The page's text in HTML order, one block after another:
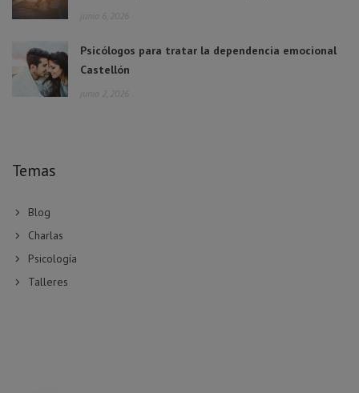
junio 6, 2026
Psicólogos para tratar la dependencia emocional
Castellón
junio 2, 2026
Temas
Blog
Charlas
Psicología
Talleres